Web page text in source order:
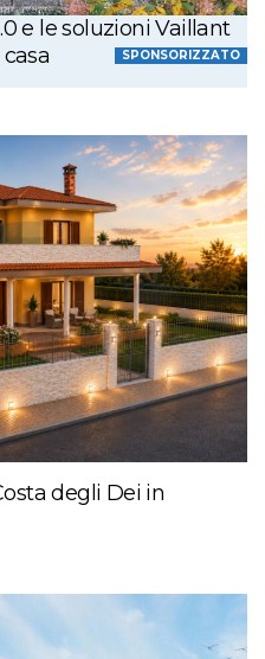
e le soluzioni Vaillant
SPONSORIZZATO
degli Dei in